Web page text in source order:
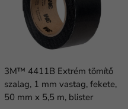
3M™ 4411B Extrém tömítő
szalag, 1 mm vastag, fekete,
50 mm x 5,5 m, blister